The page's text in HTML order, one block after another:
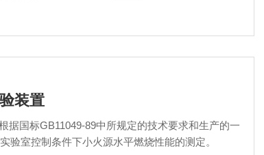
装置
据国标GB11049-89中所规定的技术要求和生产的一
验室控制条件下小火源水平燃烧性能的测定。